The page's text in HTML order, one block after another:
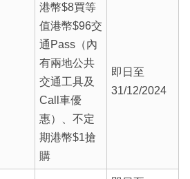
港幣$8買等
值港幣$96交
通Pass（內
有兩地公共
交通工具及
Call車優
惠）、不定
期港幣$1搶
購
即日至
31/12/2024